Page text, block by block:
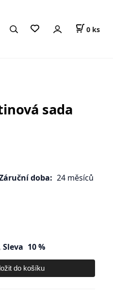
0 ks
sada
doba: 24 měsíců
Sleva 10%